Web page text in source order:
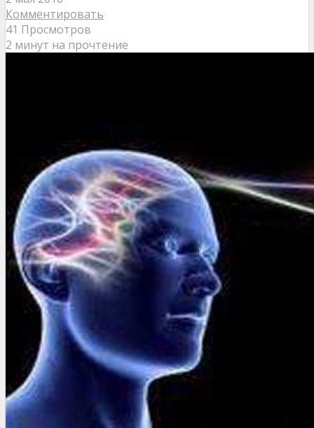
Комментировать
41 Просмотров
2 минут на прочтение